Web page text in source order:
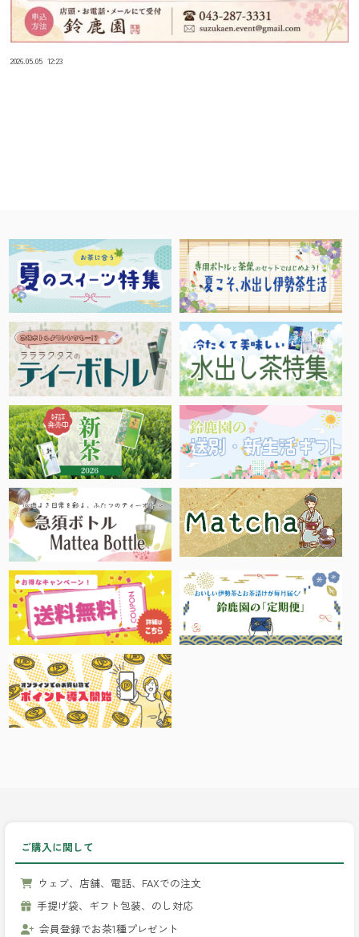
2026.05.05 12:23
ご購入に関して
ウェブ、店舗、電話、FAXでの注文
手提げ袋、ギフト包装、のし対応
会員登録でお茶1種プレゼント